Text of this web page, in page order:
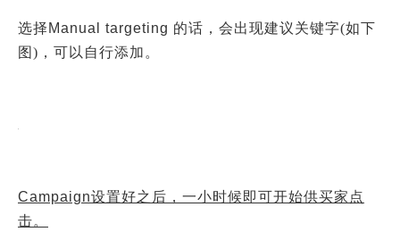
选择Manual targeting 的话，会出现建议关键字(如下
图)，可以自行添加。
Campaign设置好之后，一小时候即可开始供买家点
击。